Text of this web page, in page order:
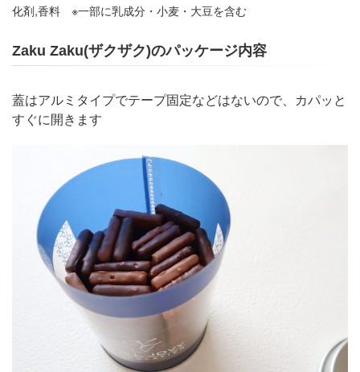
化剤,香料 ※一部に乳成分・小麦・大豆を含む
Zaku Zaku(ザクザク)のパッケージ内容
蓋はアルミタイプでテープ固定などはないので、カパッと
すぐに開きます